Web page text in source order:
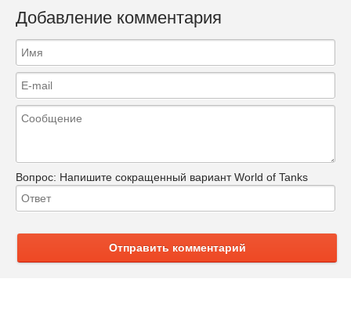
Добавление комментария
Вопрос: Напишите сокращенный вариант World of Tanks
Отправить комментарий